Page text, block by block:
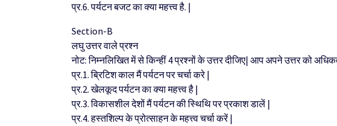
प्र.6. पर्यटन बजट का क्या महत्त्व है. |
Section-B
लघु उत्तर वाले प्रश्न
नोट: निम्नलिखित में से किन्हीं 4 प्रश्नों के उत्तर दीजिए| आप अपने उत्तर को
प्र.1. ब्रिटिश काल मैं पर्यटन पर चर्चा करे |
प्र.2. खेलकूद पर्यटन का क्या महत्त्व है |
प्र.3. विकासशील देशों मैं पर्यटन की स्थिथि पर प्रकाश डालें |
प्र.4. हस्तशिल्प के प्रोत्साहन के महत्त्व चर्चा करें |